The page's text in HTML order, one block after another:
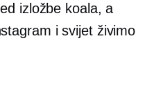
izložbe koala, a
i svijet živimo